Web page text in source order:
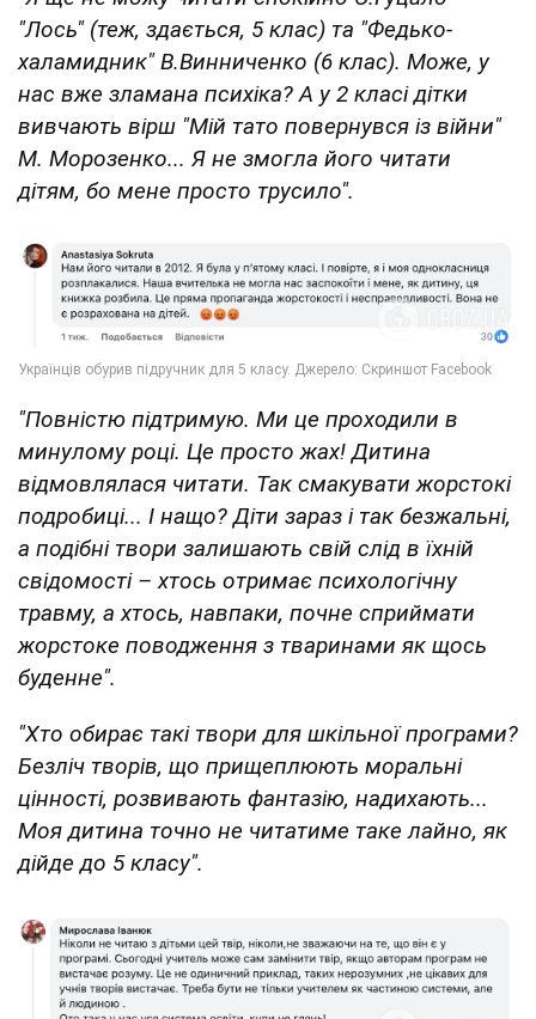
"Лось" (теж, здається, 5 клас) та "Федько-
халамидник" В.Винниченко (6 клас). Може, у
нас вже зламана психіка? А у 2 класі дітки
вивчають вірш "Мій тато повернувся із війни"
М. Морозенко... Я не змогла його читати
дітям, бо мене просто трусило".
"Повністю підтримую. Ми це проходили в
минулому році. Це просто жах! Дитина
відмовлялася читати. Так смакувати жорстокі
подробиці... І нащо? Діти зараз і так безжальні,
а подібні твори залишають свій слід в їхній
свідомості – хтось отримає психологічну
травму, а хтось, навпаки, почне сприймати
жорстоке поводження з тваринами як щось
буденне".
"Хто обирає такі твори для шкільної програми?
Безліч творів, що прищеплюють моральні
цінності, розвивають фантазію, надихають...
Моя дитина точно не читатиме таке лайно, як
дійде до 5 класу".